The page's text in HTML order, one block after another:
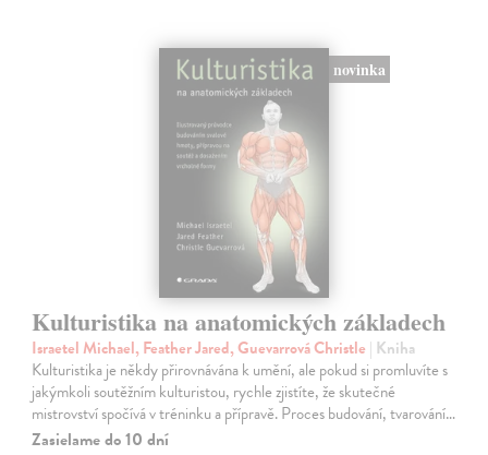
novinka
Kulturistika na anatomických základech
Israetel Michael, Feather Jared, Guevarrová Christle | Kniha
Kulturistika je někdy přirovnávána k umění, ale pokud si promluvíte s
jakýmkoli soutěžním kulturistou, rychle zjistíte, že skutečné
mistrovství spočívá v tréninku a přípravě. Proces budování, tvarování…
Zasielame do 10 dní